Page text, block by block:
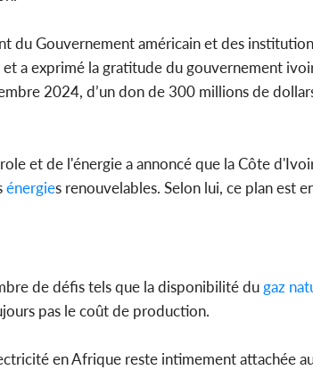
du Gouvernement américain et des
a exprimé la gratitude du gouvernement
2024, d’un don de 300 millions de
et de l'énergie a annoncé que la Côte
énergies renouvelables. Selon lui, ce plan est
de défis tels que la disponibilité dugaz
pas le coût de production.
en Afrique reste intimement attachée